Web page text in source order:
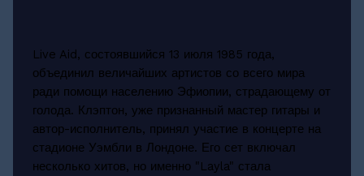
Live Aid, состоявшийся 13 июля 1985 года,
объединил величайших артистов со всего мира
ради помощи населению Эфиопии, страдающему от
голода. Клэптон, уже признанный мастер гитары и
автор-исполнитель, принял участие в концерте на
стадионе Уэмбли в Лондоне. Его сет включал
несколько хитов, но именно "Layla" стала